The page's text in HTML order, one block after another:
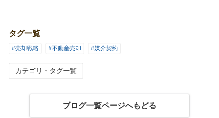
タグ一覧
#売却戦略 #不動産売却 #媒介契約
カテゴリ・タグ一覧
ブログ一覧ページへもどる